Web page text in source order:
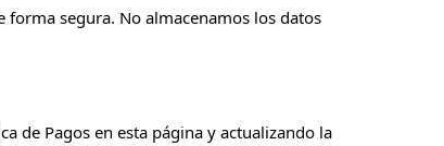
forma segura. No almacenamos los datos
de Pagos en esta página y actualizando la